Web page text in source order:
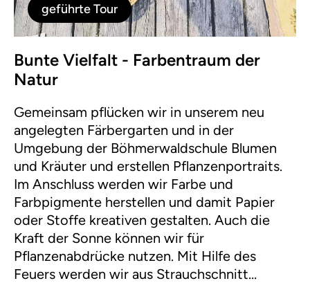
geführte Tour
Bunte Vielfalt - Farbentraum der
Natur
Gemeinsam pflücken wir in unserem neu
angelegten Färbergarten und in der
Umgebung der Böhmerwaldschule Blumen
und Kräuter und erstellen Pflanzenportraits.
Im Anschluss werden wir Farbe und
Farbpigmente herstellen und damit Papier
oder Stoffe kreativen gestalten. Auch die
Kraft der Sonne können wir für
Pflanzenabdrücke nutzen. Mit Hilfe des
Feuers werden wir aus Strauchschnitt